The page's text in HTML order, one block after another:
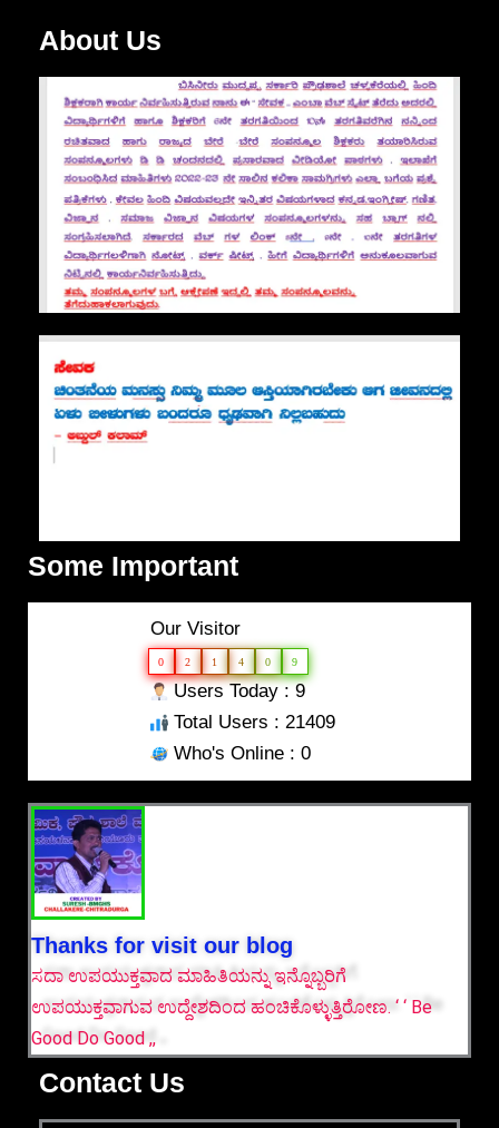
About Us
Some Important
Our Visitor
0 2 1 4 0 9
Users Today : 9
Total Users : 21409
Who's Online : 0
Thanks for visit our blog
ಸದಾ ಉಪಯುಕ್ತವಾದ ಮಾಹಿತಿಯನ್ನು ಇನ್ನೊಬ್ಬರಿಗೆ
ಉಪಯುಕ್ತವಾಗುವ ಉದ್ದೇಶದಿಂದ ಹಂಚಿಕೊಳ್ಳುತ್ತಿರೋಣ. ‘ ‘ Be
Good Do Good ,,
Contact Us